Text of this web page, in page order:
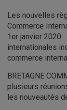
Les nouvelles
Commerce
1er janvier
internationales
commerce
BRETAGNE
plusieurs
les nouveautés